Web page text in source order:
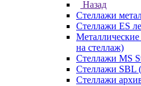
Назад
Стеллажи
Стеллажи ES
Металлические
на стеллаж)
Стеллажи MS
Стеллажи SBL
Стеллажи